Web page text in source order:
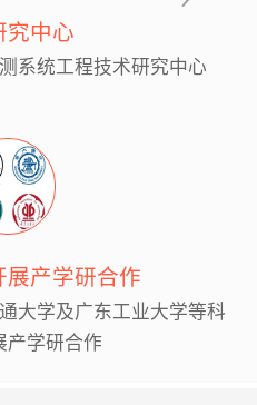
究中心
系统工程技术研究中心
展产学研合作
大学及广东工业大学等科
产学研合作